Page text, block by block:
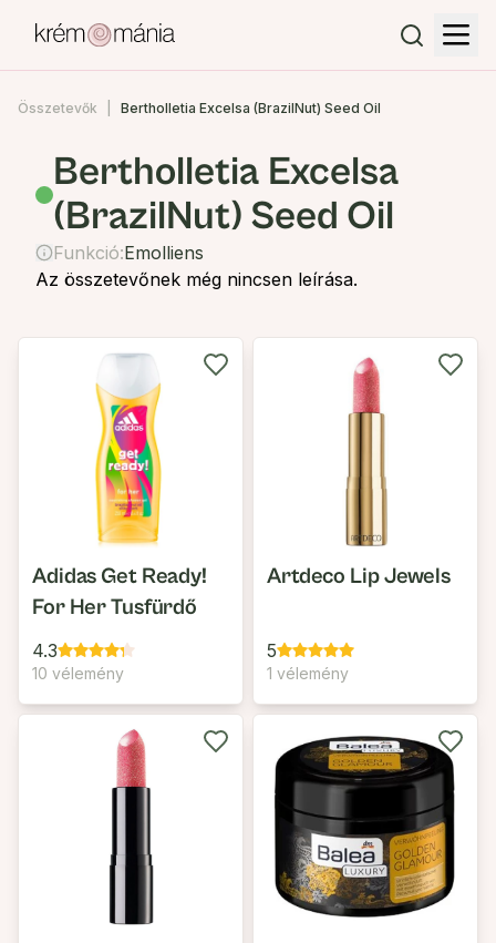
Összetevők Bertholletia Excelsa (BrazilNut) Seed Oil
Bertholletia Excelsa
(BrazilNut) Seed Oil
Funkció:Emolliens
Az összetevőnek még nincsen leírása.
Adidas Get Ready!
For Her Tusfürdő
4.3
10 vélemény
Artdeco Lip Jewels
5
1 vélemény